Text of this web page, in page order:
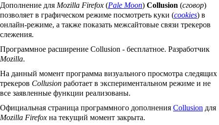
Дополнение для Mozilla Firefox (Pale Moon) Collusion (сговор)
позволяет в графическом режиме посмотреть куки (cookies) в
онлайн-режиме, а также показать межсайтовые связи трекеров
слежения.
Программное расширение Collusion - бесплатное. Разработчик
Mozilla.
На данный момент программа визуального просмотра следящих
трекеров Collusion работает в экспериментальном режиме и не
все заявленные функции реализованы.
Официальная страница программного дополнения Collusion для
Mozilla Firefox на текущий момент закрыта.